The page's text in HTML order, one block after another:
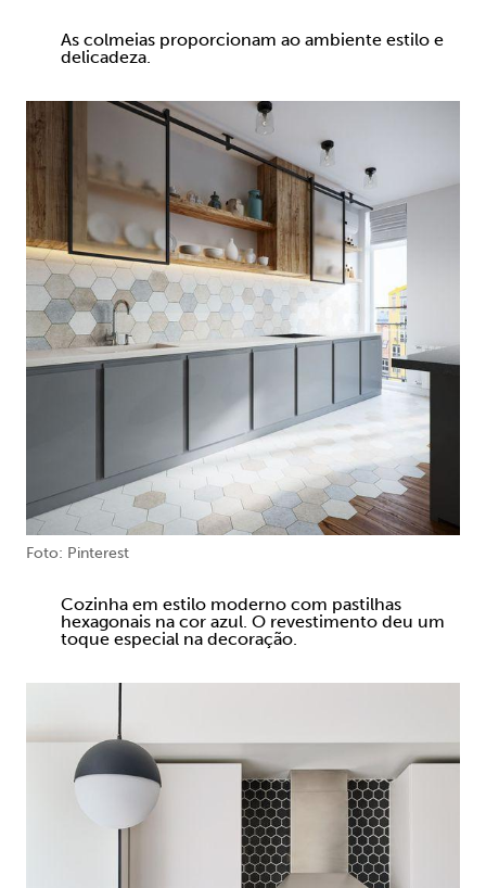
As colmeias proporcionam ao ambiente estilo e
delicadeza.
Foto: Pinterest
Cozinha em estilo moderno com pastilhas
hexagonais na cor azul. O revestimento deu um
toque especial na decoração.